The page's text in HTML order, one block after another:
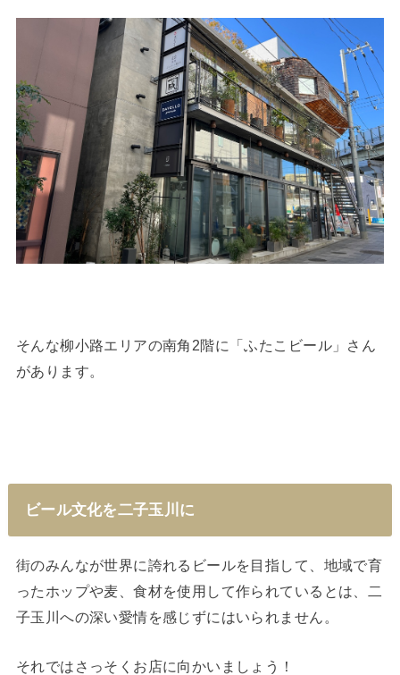
そんな柳小路エリアの南角2階に「ふたこビール」さん
があります。
ビール文化を二子玉川に
街のみんなが世界に誇れるビールを目指して、地域で育
ったホップや麦、食材を使用して作られているとは、二
子玉川への深い愛情を感じずにはいられません。
それではさっそくお店に向かいましょう！